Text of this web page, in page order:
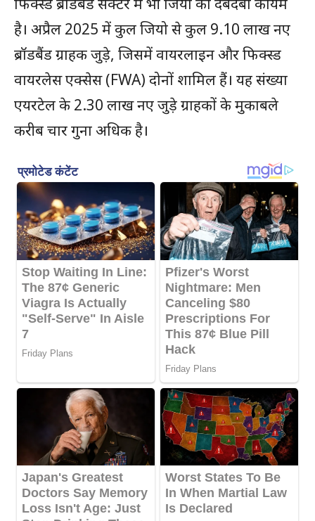
है। अप्रैल 2025 में कुल जियो से कुल 9.10 लाख नए
ब्रॉडबैंड ग्राहक जुड़े, जिसमें वायरलाइन और फिक्स्ड
वायरलेस एक्सेस (FWA) दोनों शामिल हैं। यह संख्या
एयरटेल के 2.30 लाख नए जुड़े ग्राहकों के मुकाबले
करीब चार गुना अधिक है।